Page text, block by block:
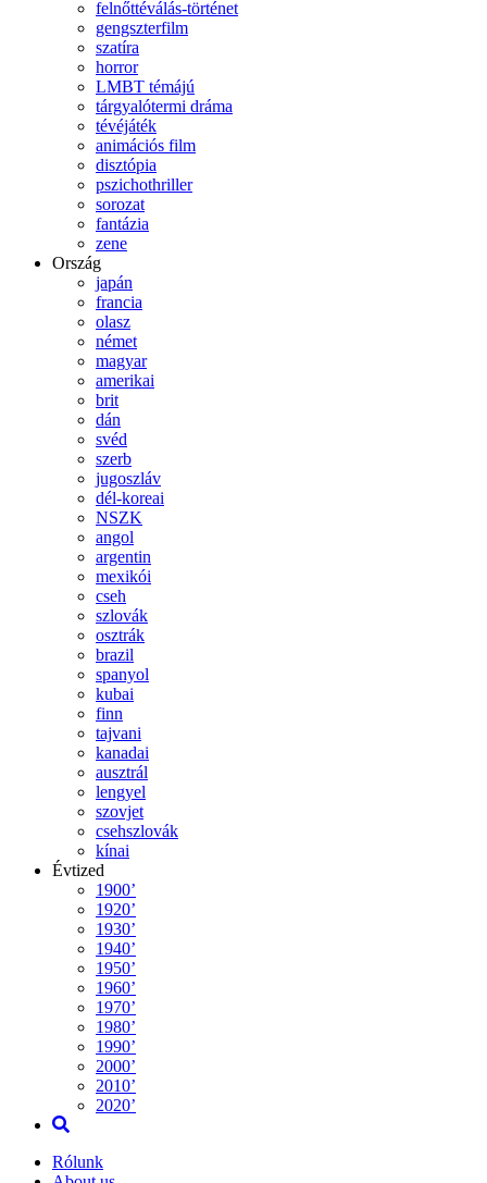
felnőttéválás-történet
gengszterfilm
szatíra
horror
LMBT témájú
tárgyalótermi dráma
tévéjáték
animációs film
disztópia
pszichothriller
sorozat
fantázia
zene
Ország
japán
francia
olasz
német
magyar
amerikai
brit
dán
svéd
szerb
jugoszláv
dél-koreai
NSZK
angol
argentin
mexikói
cseh
szlovák
osztrák
brazil
spanyol
kubai
finn
tajvani
kanadai
ausztrál
lengyel
szovjet
csehszlovák
kínai
Évtized
1900’
1920’
1930’
1940’
1950’
1960’
1970’
1980’
1990’
2000’
2010’
2020’
Rólunk